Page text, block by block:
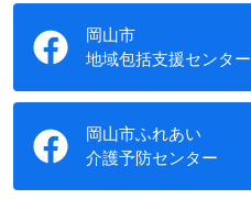
岡山市
地域包括支援センター
岡山市ふれあい
介護予防センター